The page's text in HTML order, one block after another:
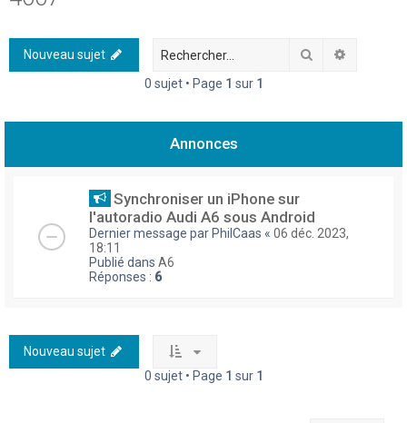
h
r
Nouveau sujet Rechercher
0 sujet • Page 1 sur 1
Annonces
Synchroniser un iPhone sur
l'autoradio Audi A6 sous Android
Dernier message par PhilCaas « 06 déc. 2023,
18:11
Publié dans A6
Réponses : 6
Nouveau sujet
0 sujet • Page 1 sur 1